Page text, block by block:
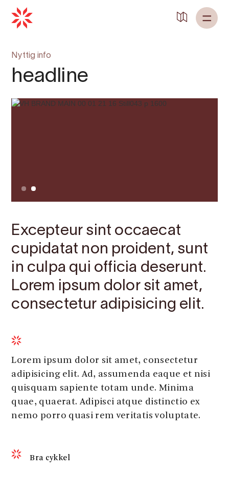
Nyttig info
headline
Excepteur sint occaecat
cupidatat non proident, sunt
in culpa qui officia deserunt.
Lorem ipsum dolor sit amet,
consectetur adipisicing elit.
Lorem ipsum dolor sit amet, consectetur
adipisicing elit. Ad, assumenda eaque et nisi
quisquam sapiente totam unde. Minima
quae, quaerat. Adipisci atque distinctio ex
nemo porro quasi rem veritatis voluptate.
Bra cykkel